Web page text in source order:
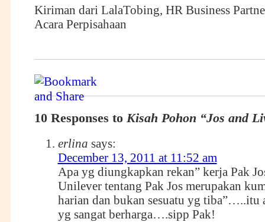
Kiriman dari LalaTobing, HR Business
Acara Perpisahaan
10 Responses to Kisah Pohon “Jos and
erlina says:
December 13, 2011 at 11:52 am
Apa yg diungkapkan rekan” kerja Pak
Unilever tentang Pak Jos merupakan
harian dan bukan sesuatu yg tiba”…..itu
yg sangat berharga….sipp Pak!